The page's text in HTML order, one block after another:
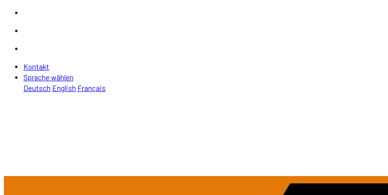
Kontakt
Sprache wählen
Deutsch English Français